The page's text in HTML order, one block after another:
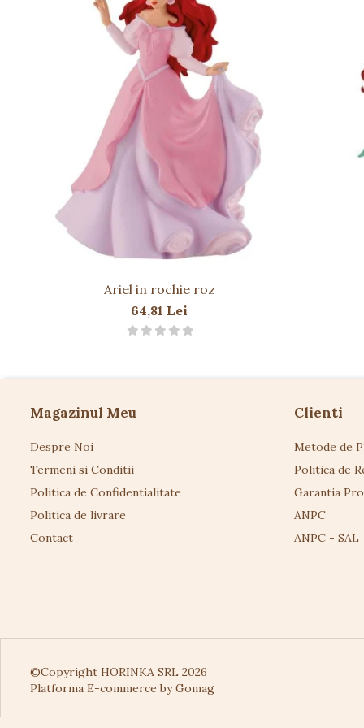
Păstrați etichetele pentru referințe ulterioare.
Ariel in rochie roz
64,81 Lei
Magazinul Meu
Despre Noi
Termeni si Conditii
Politica de Confidentialitate
Politica de livrare
Contact
Clienti
Metode de
Politica de
Garantia
ANPC
ANPC - SAL
©Copyright HORINKA SRL 2026
Platforma E-commerce by Gomag